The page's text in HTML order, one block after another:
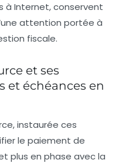
à Internet, conservent
attention portée à
fiscale.
et ses
et échéances en
instaurée ces
le paiement de
plus en phase avec la